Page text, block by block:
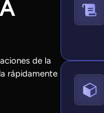
de la
rápidamente